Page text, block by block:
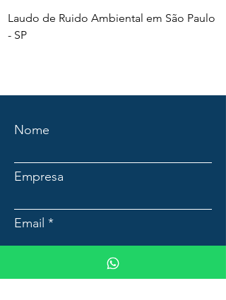
Laudo de Ruido Ambiental em São Paulo
- SP
Nome
Empresa
Email